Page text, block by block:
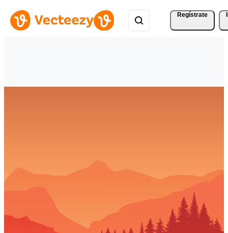
Regístrate